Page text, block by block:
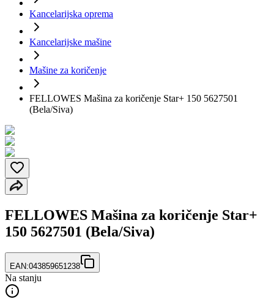
Kancelarijska oprema
Kancelarijske mašine
Mašine za koričenje
FELLOWES Mašina za koričenje Star+ 150 5627501
(Bela/Siva)
FELLOWES Mašina za koričenje Star+
150 5627501 (Bela/Siva)
EAN:043859651238
Na stanju